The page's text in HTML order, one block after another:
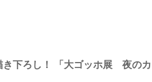
き下ろし！ 「大ゴッホ展 夜のカ